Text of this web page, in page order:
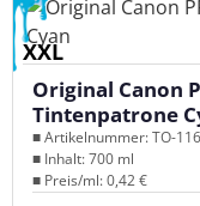
XXL
Original Canon
Tintenpatrone
■ Artikelnummer: TO-
■ Inhalt: 700 ml
■ Preis/ml: 0,42 €